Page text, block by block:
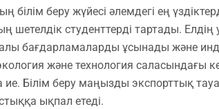
білім беру жүйесі әлемдегі ең
шетелдік студенттерді тартады. Елдің
бағдарламаларды ұсынады және
және технология саласындағы
ие. Білім беру маңызды экспорттық
ықпал етеді.